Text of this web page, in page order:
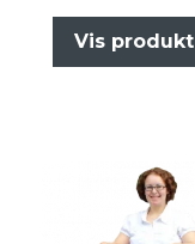
Vis produkt